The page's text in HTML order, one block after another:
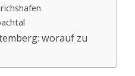
worauf zu